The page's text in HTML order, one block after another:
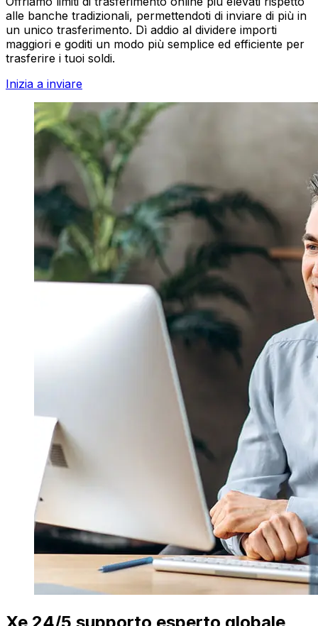
alle banche tradizionali, permettendoti di inviare di più in
un unico trasferimento. Dì addio al dividere importi
maggiori e goditi un modo più semplice ed efficiente per
trasferire i tuoi soldi.
Inizia a inviare
Xe 24/5 supporto esperto globale